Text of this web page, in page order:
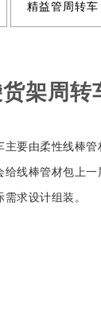
精益管周转车
架周转
主要由柔性线棒
给线棒管材包上
求设计组装。